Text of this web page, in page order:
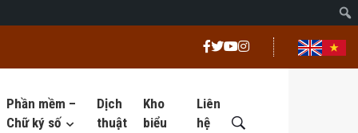
Phần mềm –
Chữ ký số
Dịch
thuật
Kho
biểu
Liên
hệ